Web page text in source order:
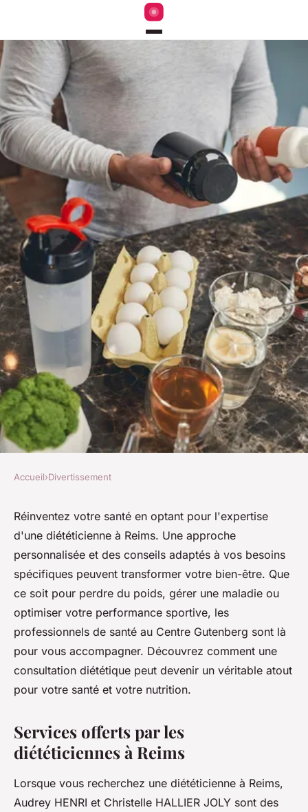
Réinventez votre santé avec
une diététicienne à reims
Alix•25 mars 2025•3 min de lecture
Accueil›Divertissement
Réinventez votre santé en optant pour l'expertise
d'une diététicienne à Reims. Une approche
personnalisée et des conseils adaptés à vos besoins
spécifiques peuvent transformer votre bien-être. Que
ce soit pour perdre du poids, gérer une maladie ou
optimiser votre performance sportive, les
professionnels de santé au Centre Gutenberg sont là
pour vous accompagner. Découvrez comment une
consultation diététique peut devenir un véritable atout
pour votre santé et votre nutrition.
Services offerts par les
diététiciennes à Reims
Lorsque vous recherchez une diététicienne à Reims,
Audrey HENRI et Christelle HALLIER JOLY sont des